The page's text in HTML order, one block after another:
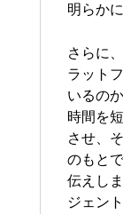
明らか
さらに
ラット
いるの
時間を
させ、
のもと
伝えし
ジェン